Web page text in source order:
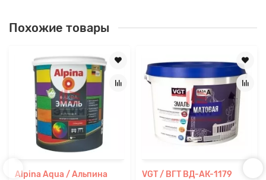
Похожие товары
Alpina Aqua / Альпина
VGT / ВГТ ВД-АК-1179